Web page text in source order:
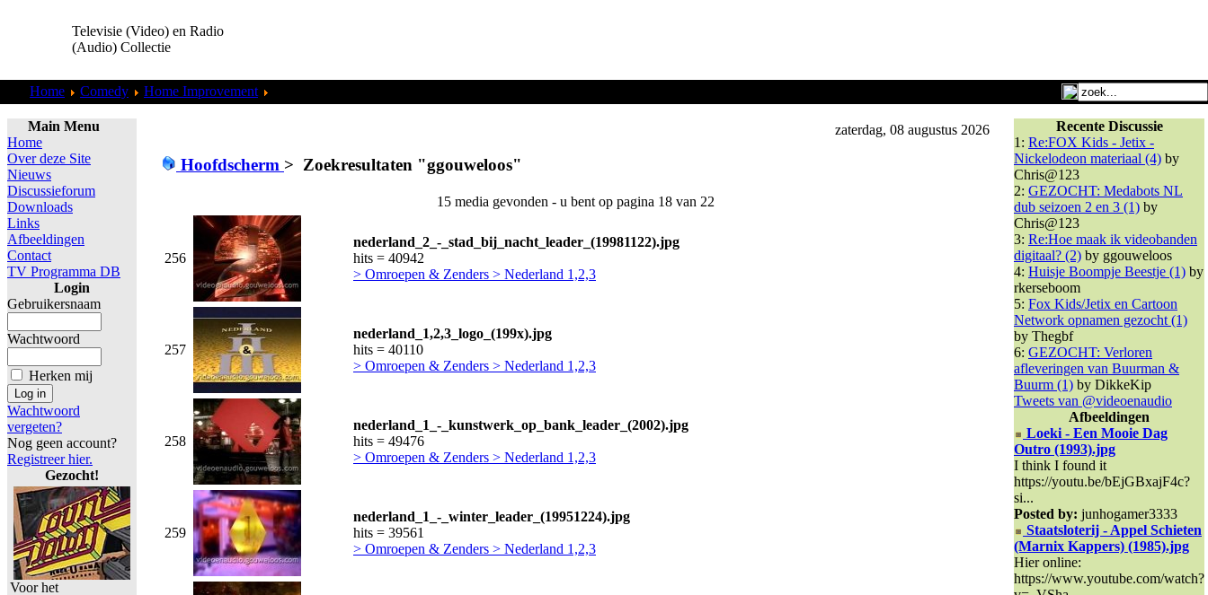
Televisie (Video) en Radio
(Audio) Collectie
Home Comedy Home Improvement
Main Menu
Home
Over deze Site
Nieuws
Discussieforum
Downloads
Links
Afbeeldingen
Contact
TV Programma DB
Login
Gebruikersnaam
Wachtwoord
Herken mij
Wachtwoord
vergeten?
Nog geen account?
Registreer hier.
Gezocht!
Voor het
zaterdag, 08 augustus 2026
Hoofdscherm > Zoekresultaten "ggouweloos"
15 media gevonden - u bent op pagina 18 van 22
256
nederland_2_-_stad_bij_nacht_leader_(19981122).jpg
hits = 40942
> Omroepen & Zenders > Nederland 1,2,3
257
nederland_1,2,3_logo_(199x).jpg
hits = 40110
> Omroepen & Zenders > Nederland 1,2,3
258
nederland_1_-_kunstwerk_op_bank_leader_(2002).jpg
hits = 49476
> Omroepen & Zenders > Nederland 1,2,3
259
nederland_1_-_winter_leader_(19951224).jpg
hits = 39561
> Omroepen & Zenders > Nederland 1,2,3
Recente Discussie
1: Re:FOX Kids - Jetix -
Nickelodeon materiaal (4) by
Chris@123
2: GEZOCHT: Medabots NL
dub seizoen 2 en 3 (1) by
Chris@123
3: Re:Hoe maak ik videobanden
digitaal? (2) by ggouweloos
4: Huisje Boompje Beestje (1) by
rkerseboom
5: Fox Kids/Jetix en Cartoon
Network opnamen gezocht (1)
by Thegbf
6: GEZOCHT: Verloren
afleveringen van Buurman &
Buurm (1) by DikkeKip
Tweets van @videoenaudio
Afbeeldingen
Loeki - Een Mooie Dag
Outro (1993).jpg
I think I found it
https://youtu.be/bEjGBxajF4c?
si...
Posted by: junhogamer3333
Staatsloterij - Appel Schieten
(Marnix Kappers) (1985).jpg
Hier online:
https://www.youtube.com/watch?